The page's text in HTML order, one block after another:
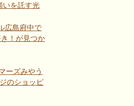
いを託す光
広島府中で
き！が見つか
ーズみやう
のショッピ